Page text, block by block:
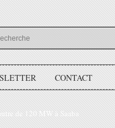
CONTACT